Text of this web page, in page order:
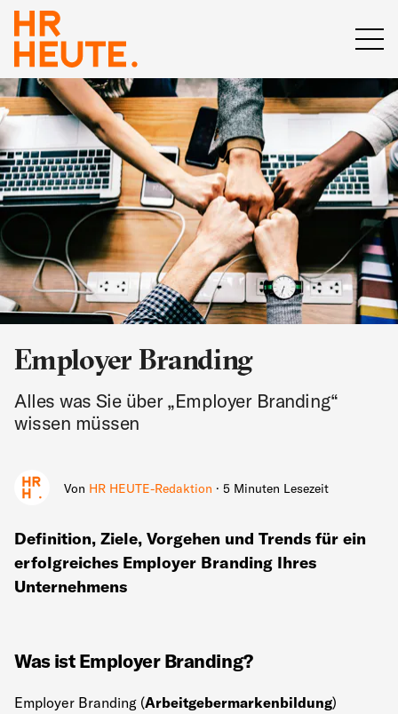
Employer Branding
Alles was Sie über „Employer Branding“
wissen müssen
Von HR HEUTE-Redaktion · 5 Minuten Lesezeit
Definition, Ziele, Vorgehen und Trends für ein
erfolgreiches Employer Branding Ihres
Unternehmens
Was ist Employer Branding?
Employer Branding (Arbeitgebermarkenbildung)